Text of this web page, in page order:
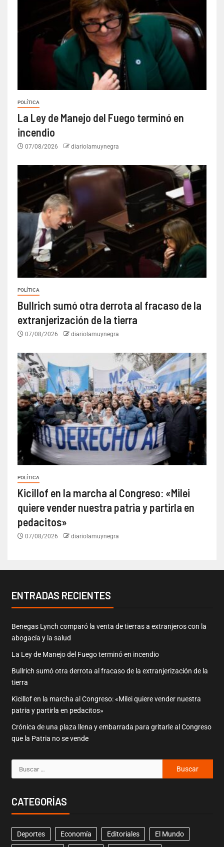
POLÍTICA
La Ley de Manejo del Fuego terminó en
incendio
07/08/2026 diariolamuynegra
POLÍTICA
Bullrich sumó otra derrota al fracaso de la
extranjerización de la tierra
07/08/2026 diariolamuynegra
POLÍTICA
Kicillof en la marcha al Congreso: «Milei
quiere vender nuestra patria y partirla en
pedacitos»
07/08/2026 diariolamuynegra
ENTRADAS RECIENTES
Benegas Lynch comparó la venta de tierras a extranjeros con la
abogacía y la salud
La Ley de Manejo del Fuego terminó en incendio
Bullrich sumó otra derrota al fracaso de la extranjerización de la
tierra
Kicillof en la marcha al Congreso: «Milei quiere vender nuestra
patria y partirla en pedacitos»
Crónica de una plaza llena y embarrada para gritarle al Congreso
que la Patria no se vende
CATEGORÍAS
Deportes Economía Editoriales El Mundo